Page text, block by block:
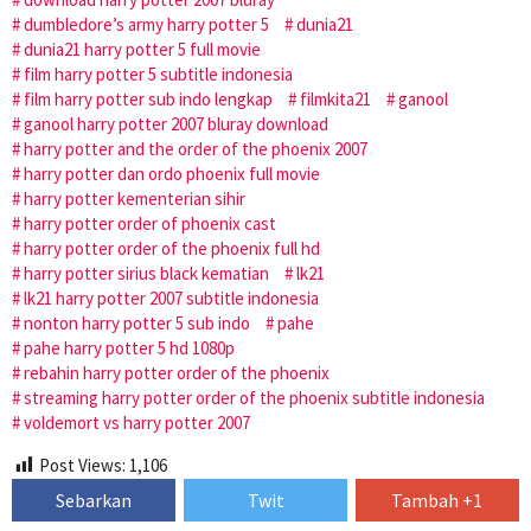
dumbledore’s army harry potter 5
dunia21
dunia21 harry potter 5 full movie
film harry potter 5 subtitle indonesia
film harry potter sub indo lengkap
filmkita21
ganool
ganool harry potter 2007 bluray download
harry potter and the order of the phoenix 2007
harry potter dan ordo phoenix full movie
harry potter kementerian sihir
harry potter order of phoenix cast
harry potter order of the phoenix full hd
harry potter sirius black kematian
lk21
lk21 harry potter 2007 subtitle indonesia
nonton harry potter 5 sub indo
pahe
pahe harry potter 5 hd 1080p
rebahin harry potter order of the phoenix
streaming harry potter order of the phoenix subtitle indonesia
voldemort vs harry potter 2007
Post Views: 1,106
Sebarkan Twit
Tambah +1